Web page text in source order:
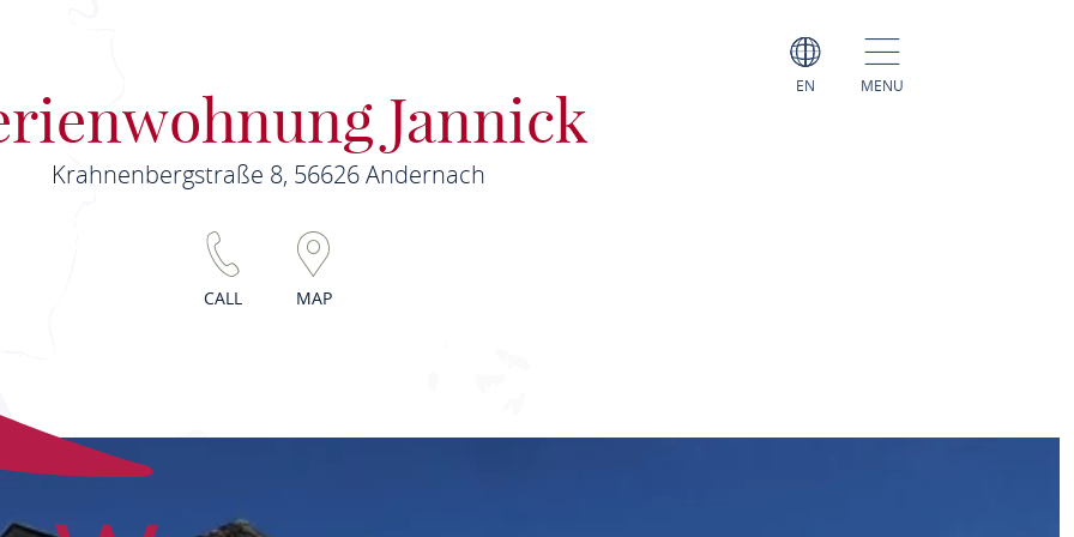
EN MENU
Jannick
Krahnenbergstraße 8, 56626 Andernach
CALL MAP